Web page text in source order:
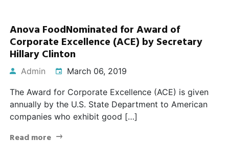
Anova FoodNominated for Award of
Corporate Excellence (ACE) by Secretary
Hillary Clinton
Admin March 06, 2019
The Award for Corporate Excellence (ACE) is given
annually by the U.S. State Department to American
companies who exhibit good […]
Read more